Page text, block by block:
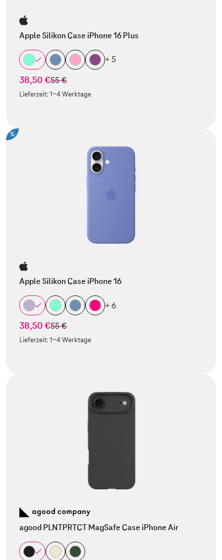
Apple Silikon Case iPhone 16 Plus
+ 5
38,50 €statt
55 €
Lieferzeit:1-4 Werktage
%
Apple Silikon Case iPhone 16
+ 6
38,50 €statt
55 €
Lieferzeit:1-4 Werktage
agood PLNTPRTCT MagSafe Case iPhone Air